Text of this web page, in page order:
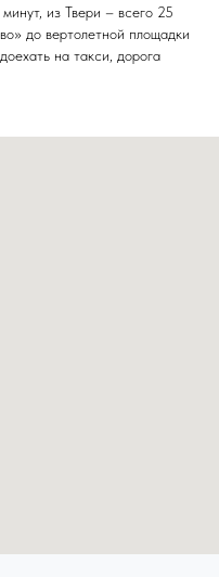
из Твери – всего 25
до вертолетной площадки
на такси, дорога